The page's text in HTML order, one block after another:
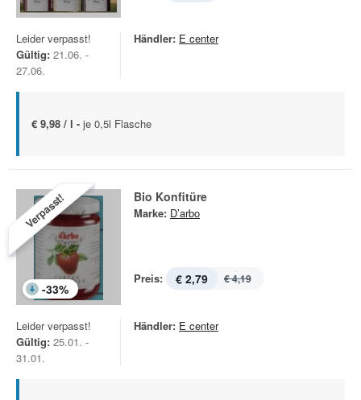
Leider verpasst!
Gültig: 21.06. -
27.06.
Händler: E center
€ 9,98 / l - je 0,5l Flasche
Verpasst!
-33%
Bio Konfitüre
Marke: D’arbo
Preis: € 2,79 € 4,19
Leider verpasst!
Gültig: 25.01. -
31.01.
Händler: E center